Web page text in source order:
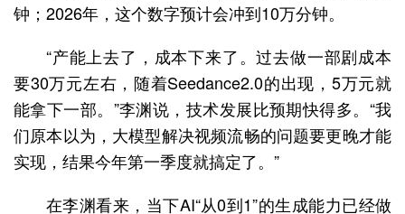
钟；2026年，这个数字预计会冲到10万分钟。
“产能上去了，成本下来了。过去做一部剧成本
要30万元左右，随着Seedance2.0的出现，5万元就
能拿下一部。”李渊说，技术发展比预期快得多。“我
们原本以为，大模型解决视频流畅的问题要更晚才能
实现，结果今年第一季度就搞定了。”
在李渊看来，当下AI“从0到1”的生成能力已经做